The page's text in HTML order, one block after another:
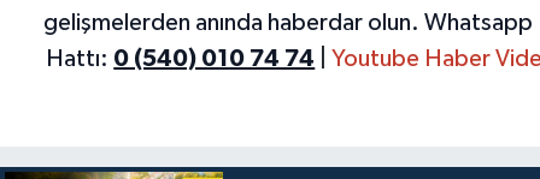
gelişmelerden anında haberdar olun. Whatsapp
Hattı: 0 (540) 010 74 74 |Youtube Haber